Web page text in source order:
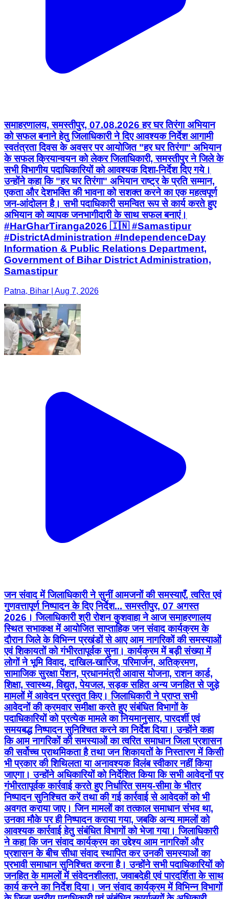
समाहरणालय, समस्तीपुर, 07.08.2026 हर घर तिरंगा अभियान
को सफल बनाने हेतु जिलाधिकारी ने दिए आवश्यक निर्देश आगामी
स्वतंत्रता दिवस के अवसर पर आयोजित "हर घर तिरंगा" अभियान
के सफल क्रियान्वयन को लेकर जिलाधिकारी, समस्तीपुर ने जिले के
सभी विभागीय पदाधिकारियों को आवश्यक दिशा-निर्देश दिए गये।
उन्होंने कहा कि "हर घर तिरंगा" अभियान राष्ट्र के प्रति सम्मान,
एकता और देशभक्ति की भावना को सशक्त करने का एक महत्वपूर्ण
जन-आंदोलन है। सभी पदाधिकारी समन्वित रूप से कार्य करते हुए
अभियान को व्यापक जनभागीदारी के साथ सफल बनाएं।
#HarGharTiranga2026 🇮🇳 #Samastipur
#DistrictAdministration #IndependenceDay
Information & Public Relations Department,
Government of Bihar District Administration,
Samastipur
Patna, Bihar | Aug 7, 2026
जन संवाद में जिलाधिकारी ने सुनीं आमजनों की समस्याएँ, त्वरित एवं
गुणवत्तापूर्ण निष्पादन के दिए निर्देश... समस्तीपुर, 07 अगस्त
2026। जिलाधिकारी श्री रोशन कुशवाहा ने आज समाहरणालय
स्थित सभाकक्ष में आयोजित साप्ताहिक जन संवाद कार्यक्रम के
दौरान जिले के विभिन्न प्रखंडों से आए आम नागरिकों की समस्याओं
एवं शिकायतों को गंभीरतापूर्वक सुना। कार्यक्रम में बड़ी संख्या में
लोगों ने भूमि विवाद, दाखिल-खारिज, परिमार्जन, अतिक्रमण,
सामाजिक सुरक्षा पेंशन, प्रधानमंत्री आवास योजना, राशन कार्ड,
शिक्षा, स्वास्थ्य, विद्युत, पेयजल, सड़क सहित अन्य जनहित से जुड़े
मामलों में आवेदन प्रस्तुत किए। जिलाधिकारी ने प्राप्त सभी
आवेदनों की क्रमवार समीक्षा करते हुए संबंधित विभागों के
पदाधिकारियों को प्रत्येक मामले का नियमानुसार, पारदर्शी एवं
समयबद्ध निष्पादन सुनिश्चित करने का निर्देश दिया। उन्होंने कहा
कि आम नागरिकों की समस्याओं का त्वरित समाधान जिला प्रशासन
की सर्वोच्च प्राथमिकता है तथा जन शिकायतों के निस्तारण में किसी
भी प्रकार की शिथिलता या अनावश्यक विलंब स्वीकार नहीं किया
जाएगा। उन्होंने अधिकारियों को निर्देशित किया कि सभी आवेदनों पर
गंभीरतापूर्वक कार्रवाई करते हुए निर्धारित समय-सीमा के भीतर
निष्पादन सुनिश्चित करें तथा की गई कार्रवाई से आवेदकों को भी
अवगत कराया जाए। जिन मामलों का तत्काल समाधान संभव था,
उनका मौके पर ही निष्पादन कराया गया, जबकि अन्य मामलों को
आवश्यक कार्रवाई हेतु संबंधित विभागों को भेजा गया। जिलाधिकारी
ने कहा कि जन संवाद कार्यक्रम का उद्देश्य आम नागरिकों और
प्रशासन के बीच सीधा संवाद स्थापित कर उनकी समस्याओं का
प्रभावी समाधान सुनिश्चित करना है। उन्होंने सभी पदाधिकारियों को
जनहित के मामलों में संवेदनशीलता, जवाबदेही एवं पारदर्शिता के साथ
कार्य करने का निर्देश दिया। जन संवाद कार्यक्रम में विभिन्न विभागों